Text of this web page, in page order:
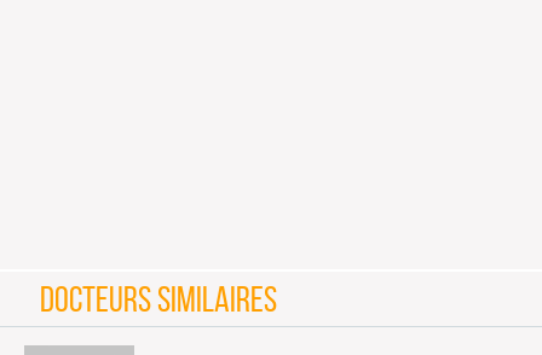
DOCTEURS SIMILAIRES